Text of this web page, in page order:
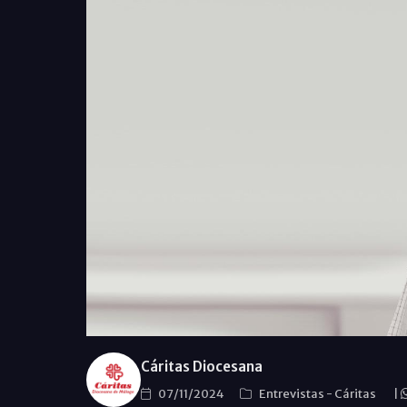
Cáritas Diocesana
07/11/2024 Entrevistas - Cáritas